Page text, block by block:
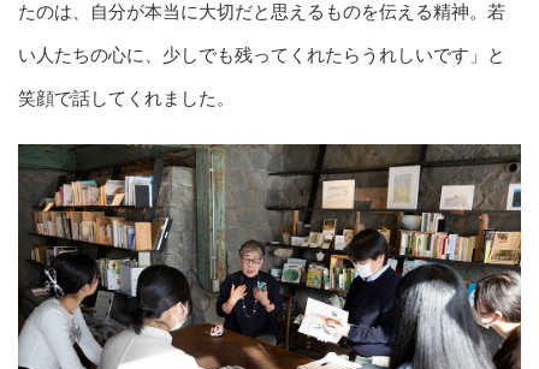
たのは、自分が本当に大切だと思えるものを伝える精神。若
い人たちの心に、少しでも残ってくれたらうれしいです」と
笑顔で話してくれました。